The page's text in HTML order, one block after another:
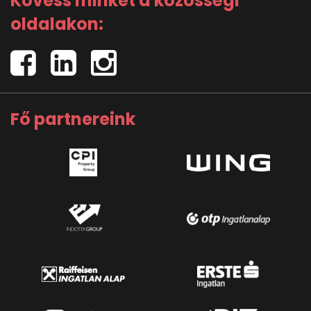
oldalakon:
Fő partnereink